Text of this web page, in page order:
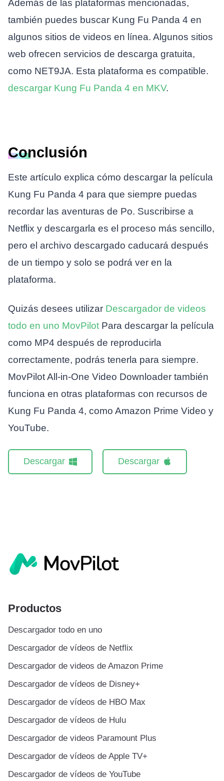
Además de las plataformas mencionadas,
también puedes buscar Kung Fu Panda 4 en
algunos sitios de videos en línea. Algunos sitios
web ofrecen servicios de descarga gratuita,
como NET9JA. Esta plataforma es compatible.
descargar Kung Fu Panda 4 en MKV.
Conclusión
Este artículo explica cómo descargar la película
Kung Fu Panda 4 para que siempre puedas
recordar las aventuras de Po. Suscribirse a
Netflix y descargarla es el proceso más sencillo,
pero el archivo descargado caducará después
de un tiempo y solo se podrá ver en la
plataforma.
Quizás desees utilizar Descargador de videos
todo en uno MovPilotPara descargar la película
como MP4 después de reproducirla
correctamente, podrás tenerla para siempre.
MovPilot All-in-One Video Downloader también
funciona en otras plataformas con recursos de
Kung Fu Panda 4, como Amazon Prime Video y
YouTube.
Descargar Descargar
Productos
Descargador todo en uno
Descargador de vídeos de Netflix
Descargador de videos de Amazon Prime
Descargador de vídeos de Disney+
Descargador de vídeos de HBO Max
Descargador de vídeos de Hulu
Descargador de videos Paramount Plus
Descargador de vídeos de Apple TV+
Descargador de vídeos de YouTube